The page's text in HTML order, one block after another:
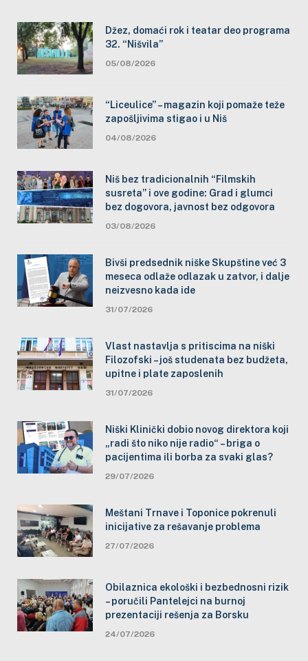
Džez, domaći rok i teatar deo programa
32. “Nišvila”
05/08/2026
“Liceulice” – magazin koji pomaže teže
zapošljivima stigao i u Niš
04/08/2026
Niš bez tradicionalnih “Filmskih
susreta” i ove godine: Grad i glumci
bez dogovora, javnost bez odgovora
03/08/2026
Bivši predsednik niške Skupštine već 3
meseca odlaže odlazak u zatvor, i dalje
neizvesno kada ide
31/07/2026
Vlast nastavlja s pritiscima na niški
Filozofski – još studenata bez budžeta,
upitne i plate zaposlenih
31/07/2026
Niški Klinički dobio novog direktora koji
„radi što niko nije radio“ – briga o
pacijentima ili borba za svaki glas?
29/07/2026
Meštani Trnave i Toponice pokrenuli
inicijative za rešavanje problema
27/07/2026
Obilaznica ekološki i bezbednosni rizik
– poručili Pantelejci na burnoj
prezentaciji rešenja za Borsku
24/07/2026